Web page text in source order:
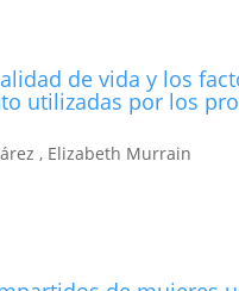
de vida y los
utilizadas por los
, Elizabeth Murrain